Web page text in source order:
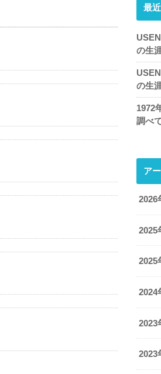
最
の生
の生
1972
調べ
ア
2026
2025
2025
2024
2023
2023